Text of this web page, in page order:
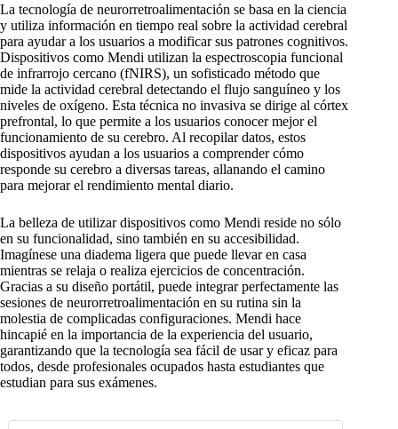
La tecnología de neurorretroalimentación se basa en la ciencia
y utiliza información en tiempo real sobre la actividad cerebral
para ayudar a los usuarios a modificar sus patrones cognitivos.
Dispositivos como Mendi utilizan la espectroscopia funcional
de infrarrojo cercano (fNIRS), un sofisticado método que
mide la actividad cerebral detectando el flujo sanguíneo y los
niveles de oxígeno. Esta técnica no invasiva se dirige al córtex
prefrontal, lo que permite a los usuarios conocer mejor el
funcionamiento de su cerebro. Al recopilar datos, estos
dispositivos ayudan a los usuarios a comprender cómo
responde su cerebro a diversas tareas, allanando el camino
para mejorar el rendimiento mental diario.
La belleza de utilizar dispositivos como Mendi reside no sólo
en su funcionalidad, sino también en su accesibilidad.
Imagínese una diadema ligera que puede llevar en casa
mientras se relaja o realiza ejercicios de concentración.
Gracias a su diseño portátil, puede integrar perfectamente las
sesiones de neurorretroalimentación en su rutina sin la
molestia de complicadas configuraciones. Mendi hace
hincapié en la importancia de la experiencia del usuario,
garantizando que la tecnología sea fácil de usar y eficaz para
todos, desde profesionales ocupados hasta estudiantes que
estudian para sus exámenes.